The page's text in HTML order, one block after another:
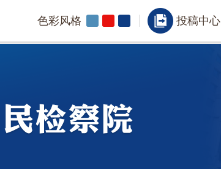
色彩风格 投稿中心